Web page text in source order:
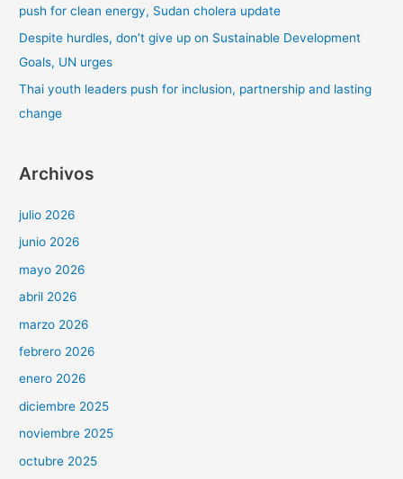
push for clean energy, Sudan cholera update
Despite hurdles, don’t give up on Sustainable Development
Goals, UN urges
Thai youth leaders push for inclusion, partnership and lasting
change
Archivos
julio 2026
junio 2026
mayo 2026
abril 2026
marzo 2026
febrero 2026
enero 2026
diciembre 2025
noviembre 2025
octubre 2025